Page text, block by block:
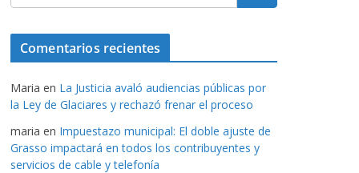
Comentarios recientes
Maria en La Justicia avaló audiencias públicas por
la Ley de Glaciares y rechazó frenar el proceso
maria en Impuestazo municipal: El doble ajuste de
Grasso impactará en todos los contribuyentes y
servicios de cable y telefonía